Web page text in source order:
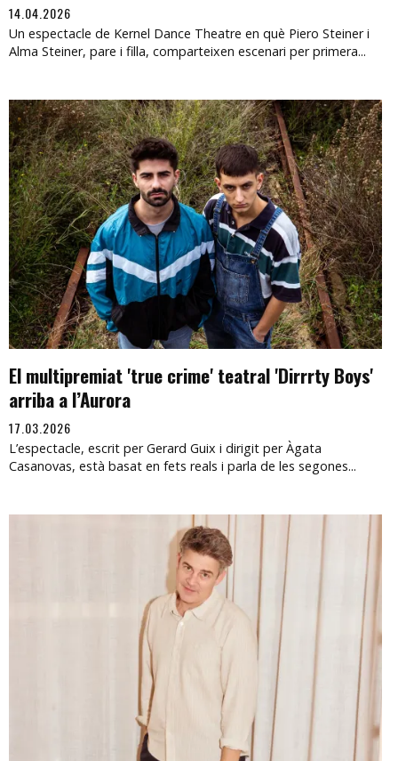
14.04.2026
Un espectacle de Kernel Dance Theatre en què Piero Steiner i
Alma Steiner, pare i filla, comparteixen escenari per primera...
El multipremiat 'true crime' teatral 'Dirrrty Boys'
arriba a l’Aurora
17.03.2026
L’espectacle, escrit per Gerard Guix i dirigit per Àgata
Casanovas, està basat en fets reals i parla de les segones...